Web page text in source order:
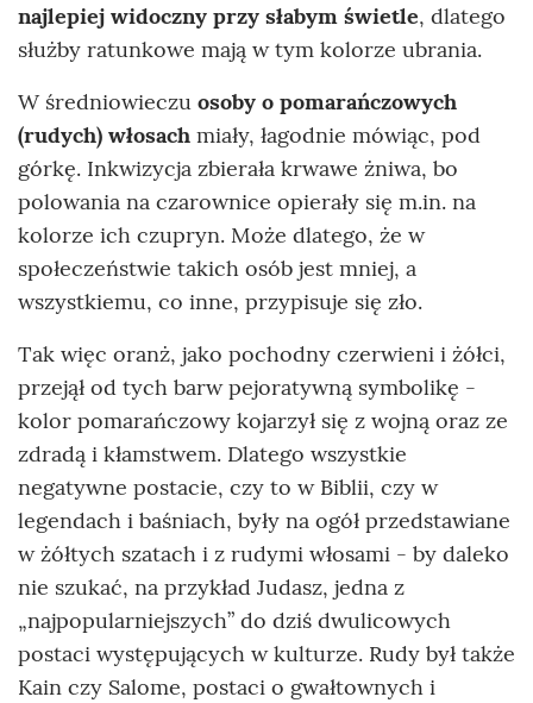
najlepiej widoczny przy słabym świetle, dlatego
służby ratunkowe mają w tym kolorze ubrania.
W średniowieczu osoby o pomarańczowych
(rudych) włosach miały, łagodnie mówiąc, pod
górkę. Inkwizycja zbierała krwawe żniwa, bo
polowania na czarownice opierały się m.in. na
kolorze ich czupryn. Może dlatego, że w
społeczeństwie takich osób jest mniej, a
wszystkiemu, co inne, przypisuje się zło.
Tak więc oranż, jako pochodny czerwieni i żółci,
przejął od tych barw pejoratywną symbolikę -
kolor pomarańczowy kojarzył się z wojną oraz ze
zdradą i kłamstwem. Dlatego wszystkie
negatywne postacie, czy to w Biblii, czy w
legendach i baśniach, były na ogół przedstawiane
w żółtych szatach i z rudymi włosami - by daleko
nie szukać, na przykład Judasz, jedna z
„najpopularniejszych” do dziś dwulicowych
postaci występujących w kulturze. Rudy był także
Kain czy Salome, postaci o gwałtownych i